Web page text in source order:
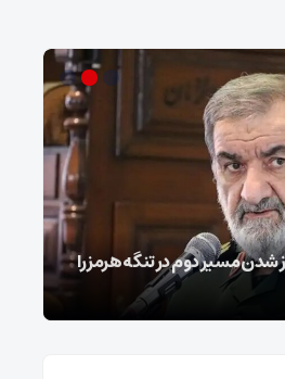
شدن مسیر دوم در تنگه هرمز را